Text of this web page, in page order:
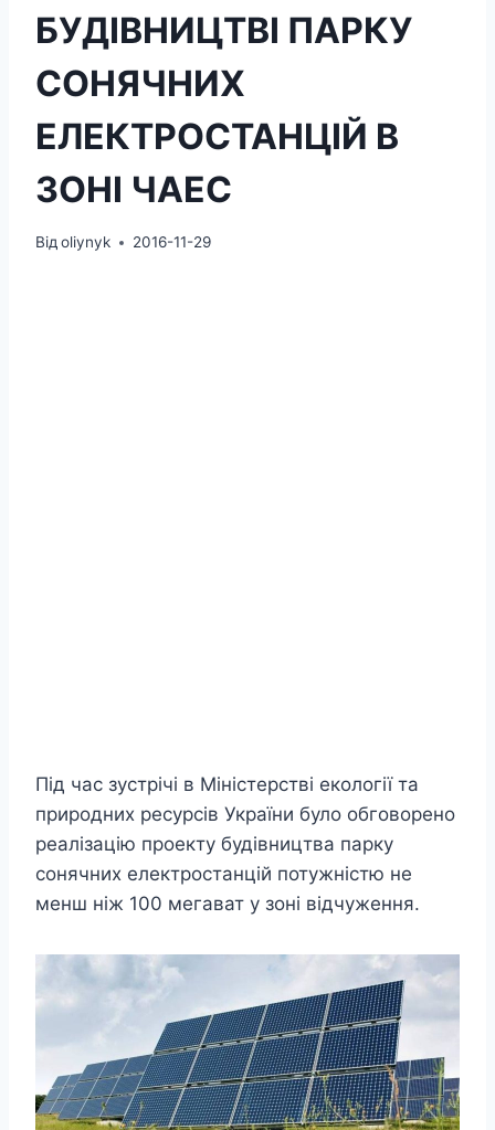
БУДІВНИЦТВІ ПАРКУ
СОНЯЧНИХ
ЕЛЕКТРОСТАНЦІЙ В
ЗОНІ ЧАЕС
Від oliynyk 2016-11-29
Під час зустрічі в Міністерстві екології та
природних ресурсів України було обговорено
реалізацію проекту будівництва парку
сонячних електростанцій потужністю не
менш ніж 100 мегават у зоні відчуження.